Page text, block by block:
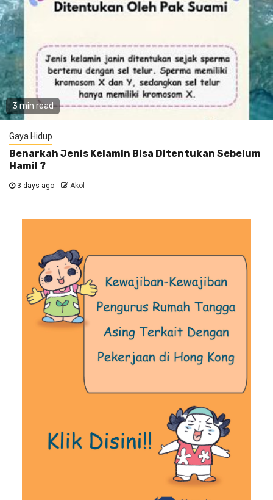
3 min read
Gaya Hidup
Benarkah Jenis Kelamin Bisa Ditentukan Sebelum
Hamil ?
3 days ago Akol